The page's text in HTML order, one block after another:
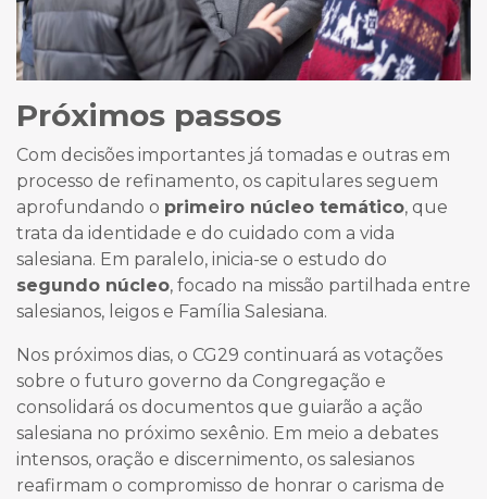
Próximos passos
Com decisões importantes já tomadas e outras em
processo de refinamento, os capitulares seguem
aprofundando o primeiro núcleo temático, que
trata da identidade e do cuidado com a vida
salesiana. Em paralelo, inicia-se o estudo do
segundo núcleo, focado na missão partilhada entre
salesianos, leigos e Família Salesiana.
Nos próximos dias, o CG29 continuará as votações
sobre o futuro governo da Congregação e
consolidará os documentos que guiarão a ação
salesiana no próximo sexênio. Em meio a debates
intensos, oração e discernimento, os salesianos
reafirmam o compromisso de honrar o carisma de